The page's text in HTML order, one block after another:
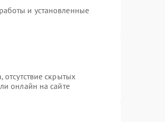
и установленные
скрытых
онлайн на сайте